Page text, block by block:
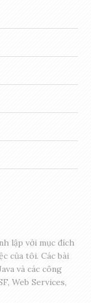
lập với mục đích
của tôi. Các bài
và các công
Web Services,